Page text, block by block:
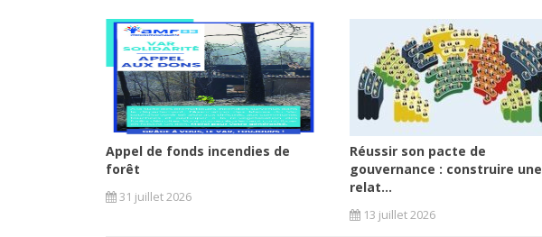
Appel de fonds incendies de
forêt
31 juillet 2026
Réussir son pacte de
gouvernance : construire une
relat...
13 juillet 2026